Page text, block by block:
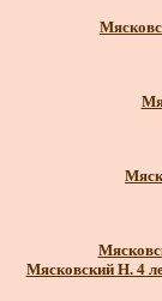
Мясковский Н. 4